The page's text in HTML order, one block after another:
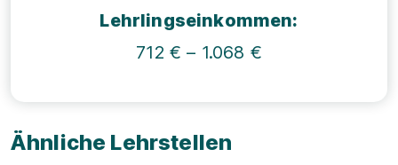
Lehrlings­einkommen:
712 € – 1.068 €
Ähnliche Lehrstellen